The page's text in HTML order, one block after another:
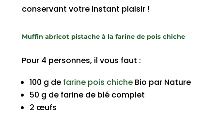
conservant votre instant plaisir !
Muffin abricot pistache à la farine de pois chiche
Pour 4 personnes, il vous faut :
100 g de farine pois chicheBio par Nature
50 g de farine de blé complet
2 œufs